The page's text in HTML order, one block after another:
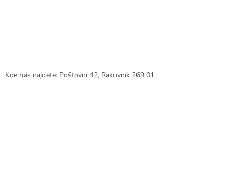
Kde nás najdete: Poštovní 42, Rakovník 269 01